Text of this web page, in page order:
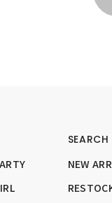
SEARCH
NEW